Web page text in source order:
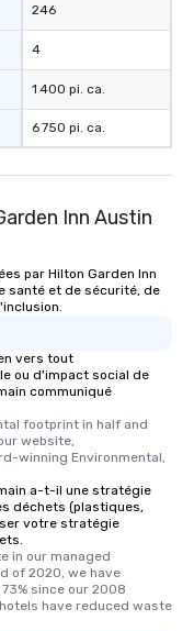
246
4
1 400 pi. ca.
6 750 pi. ca.
Inn Austin
par Hilton Garden Inn
santé et de sécurité, de
vers tout
ou d'impact social de
communiqué
footprint in half and
website,
winning Environmental,
a-t-il une stratégie
déchets (plastiques,
votre stratégie
in our managed
of 2020, we have
since our 2008
have reduced waste